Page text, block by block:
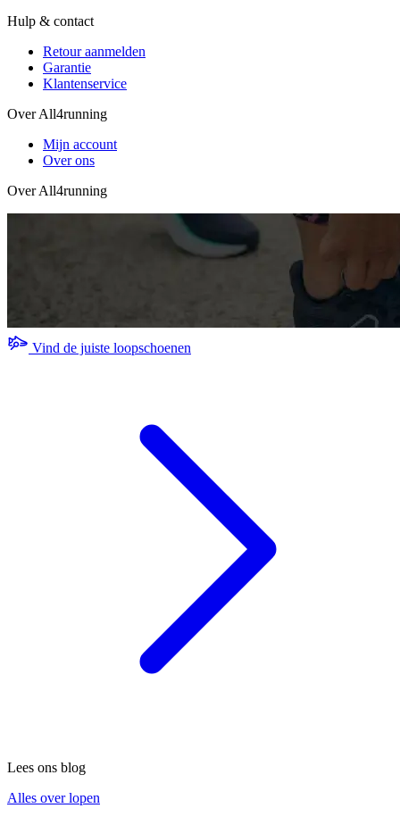
Hulp & contact
Retour aanmelden
Garantie
Klantenservice
Over All4running
Mijn account
Over ons
Over All4running
Vind de juiste loopschoenen
Lees ons blog
Alles over lopen